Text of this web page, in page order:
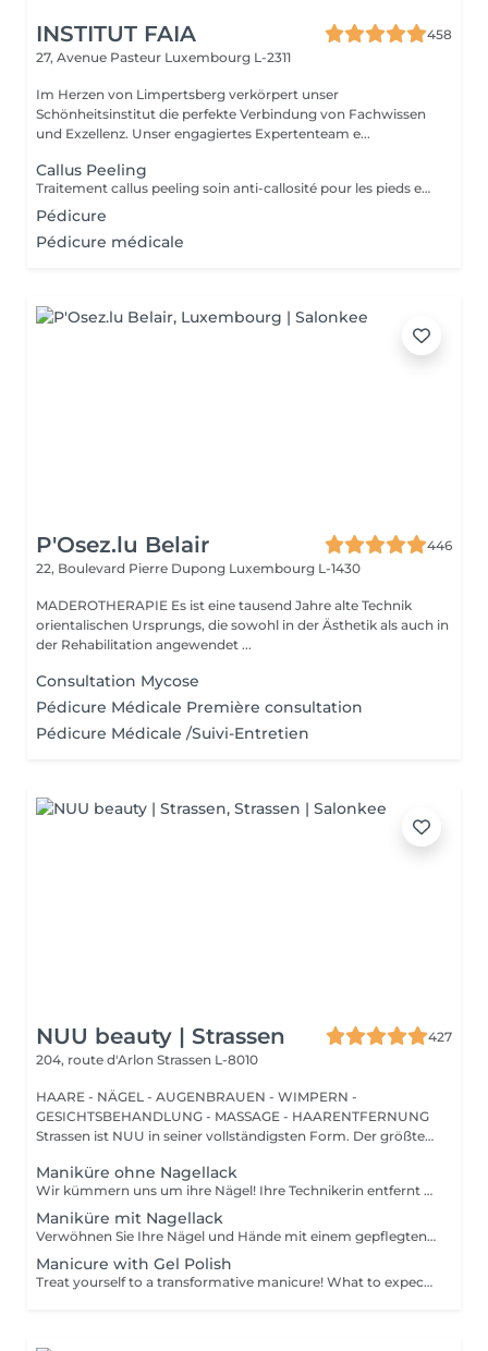
INSTITUT FAIA
458
27, Avenue Pasteur Luxembourg L-2311
Im Herzen von Limpertsberg verkörpert unser
Schönheitsinstitut die perfekte Verbindung von Fachwissen
und Exzellenz. Unser engagiertes Expertenteam e...
Callus Peeling
Traitement callus peeling soin anti-callosité pour les pieds en seulement 15 minutes CALLUSPEELING permet d'éliminer facilement, sans lames ni cutters, les callosités et les fissures, donnant aux pieds une incroyable douceur et une sensation infinie de légèreté.
Pédicure
Pédicure médicale
P'Osez.lu Belair
446
22, Boulevard Pierre Dupong Luxembourg L-1430
MADEROTHERAPIE Es ist eine tausend Jahre alte Technik
orientalischen Ursprungs, die sowohl in der Ästhetik als auch in
der Rehabilitation angewendet ...
Consultation Mycose
Pédicure Médicale Première consultation
Pédicure Médicale /Suivi-Entretien
NUU beauty | Strassen
427
204, route d'Arlon Strassen L-8010
HAARE - NÄGEL - AUGENBRAUEN - WIMPERN -
GESICHTSBEHANDLUNG - MASSAGE - HAARENTFERNUNG
Strassen ist NUU in seiner vollständigsten Form. Der größte
Maniküre ohne Nagellack
Wir kümmern uns um ihre Nägel! Ihre Technikerin entfernt sanft abgestorbene hautzellen, feilt und formt ihre Nägel und poliert die oberfläche für ein glattes, natürliches finish. Unsere meister bieten kantige, hardware- oder kombinierte manicures an, je nach ihren wünschen. Wie wird eine manicure ohne nagellack durchgeführt? - raue haut wird sanft entfernt - die form der nagelplatte wird behutsam korrigiert - die Nagelhaut und seitlichen ränder werden sorgfältig bearbeitet - Nagelhautöl und handcreme werden aufgetragen, um zu pflegen und zu hydratisieren Altersbeschränkung: empfohlen ab 14 Jahren. Nachbehandlungsempfehlungen: es sind keine speziellen Nachbehandlungen erforderlich. Häufigkeit: alle 3 Wochen.
Maniküre mit Nagellack
Verwöhnen Sie Ihre Nägel und Hände mit einem gepflegten und ordentlichen Erscheinungsbild! Unsere Technikerinnen werden effektiv abgestorbene Hautzellen entfernen, die Nägel in Form bringen und feilen sowie die äußere Oberfläche polieren. Am Ende dieser Behandlung wird ein regulärer Nagellack aufgetragen. Unsere Meisterinnen bieten klassische, Hardware- oder kombinierte Maniküre an. Wie wird die Maniküre mit regulärer Nagellack durchgeführt? - rauhe Haut wird entfernt - die Form der Nagelplatte wird korrigiert - die Nagelhaut und seitlichen Rillen werden korrigiert - Nagellack wird aufgetragen - Nagelhautöl und Handcreme werden aufgetragen Altersbeschränkungen: empfohlen ab 14 Jahren. Empfehlungen nach dem Eingriff: es gibt keine speziellen Empfehlungen nach diesem Verfahren. Frequenz: einmal in 3 Wochen.
Manicure with Gel Polish
Treat yourself to a transformative manicure! What to expect: - old polish is removed as a bonus - rough skin is removed - nails are shaped - cuticles and side ridges are polished - reinforcement is performed if chosen - semi-permanent polish is applied - cuticle oil and hand cream are applied Age: 16+ Frequency: every 3 weeks for best results. *Removal of old semi-permanent polish is included with the manicure. If you want a separate removal appointment, we charge €20 for the careful process that protects your nails. For the manicure, we leave a thin layer of old polish under the new layer to enhance the durability of the semi-permanent polish. *Please note that if semipermanent nail polish without manicure is chosen, rough skin, cuticle and side ridges won't be removed.